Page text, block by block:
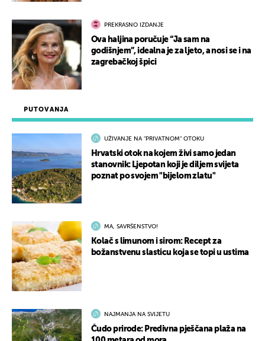
PUTOVANJA
UŽIVANJE NA "PRIVATNOM" OTOKU
Hrvatski otok na kojem živi samo jedan
stanovnik: Ljepotan koji je diljem svijeta
poznat po svojem "bijelom zlatu"
MA, SAVRŠENSTVO!
Kolač s limunom i sirom: Recept za
božanstvenu slasticu koja se topi u ustima
NAJMANJA NA SVIJETU
Čudo prirode: Predivna pješčana plaža na
PREKRASNO IZDANJE
Ova haljina poručuje “Ja sam na
godišnjem”, idealna je za ljeto, a nosi se i na
zagrebačkoj špici